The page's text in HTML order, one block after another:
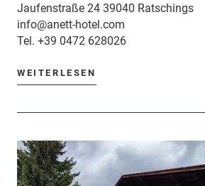
Jaufenstraße 24 39040 Ratschings
info@anett-hotel.com
Tel. +39 0472 628026
WEITERLESEN